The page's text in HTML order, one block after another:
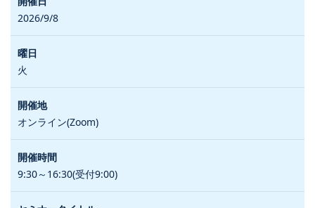
2026/9/8
火
オンライン(Zoom)
9:30～16:30(受付9:00)